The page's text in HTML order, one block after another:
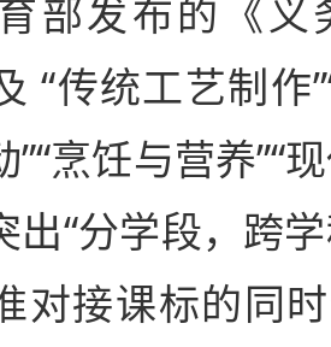
部发布的《义
“传统工艺制作
烹饪与营养”“
出“分学段，跨
对接课标的同